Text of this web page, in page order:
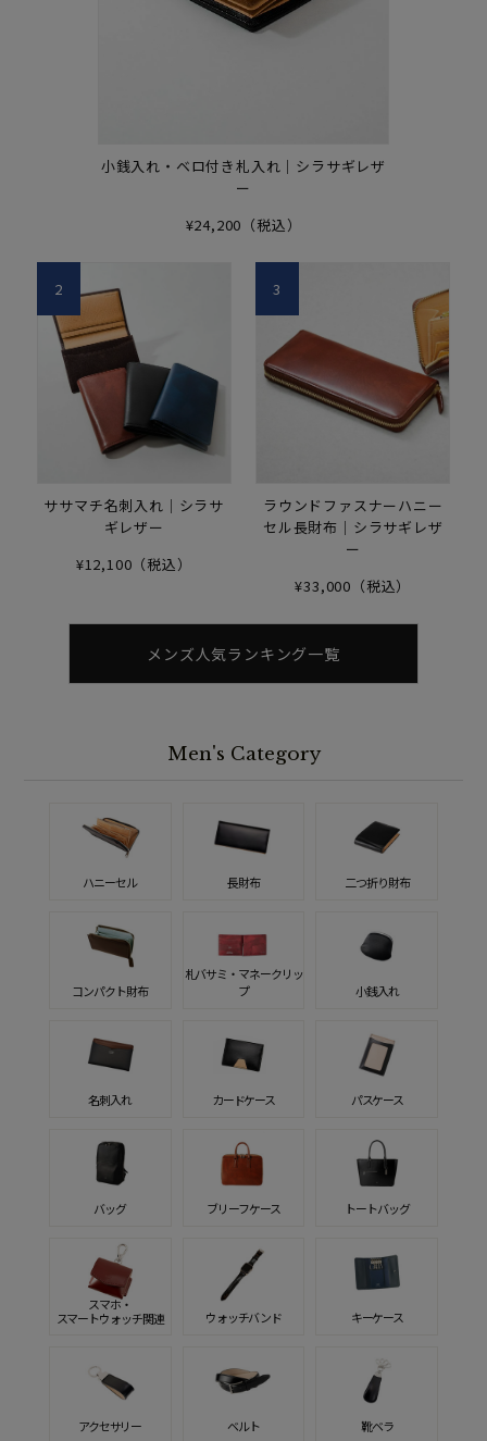
小銭入れ・ベロ付き札入れ｜シラサギレザ
ー
¥24,200（税込）
ササマチ名刺入れ｜シラサ
ギレザー
¥12,100（税込）
2
ラウンドファスナーハニー
セル長財布｜シラサギレザ
ー
¥33,000（税込）
3
メンズ人気ランキング一覧
Men's Category
ハニーセル 長財布 二つ折り財布
コンパクト財布
札バサミ・マネークリッ
プ
小銭入れ
名刺入れ カードケース パスケース
バッグ ブリーフケース トートバッグ
スマホ・
スマートウォッチ関連
ウォッチバンド キーケース
アクセサリー ベルト 靴ベラ